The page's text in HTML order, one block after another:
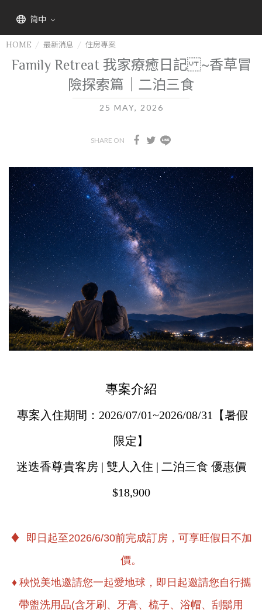
简中
HOME 最新消息 住房專案
Family Retreat 我家療癒日記 ~香草冒
險探索篇｜二泊三食
25 MAY, 2026
SHARE ON
專案介紹
專案入住期間：2026/07/01~2026/08/31【暑假
限定】
迷迭香尊貴客房 | 雙人入住 | 二泊三食 優惠價
$18,900
♦
即日起至2026/6/30前完成訂房，可享旺假日不加
價。
♦ 秧悦美地邀請您一起愛地球，即日起邀請您自行攜
帶盥洗用品(含牙刷、牙膏、梳子、浴帽、刮鬍用